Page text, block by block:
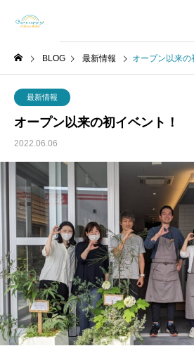
BLOG 最新情報 オープン以来の
最新情報
オープン以来の初イベント！
2022.06.06